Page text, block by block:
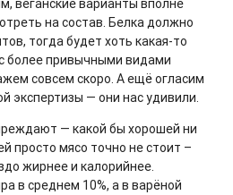
веганские варианты вполне
на состав. Белка должно
тогда будет хоть какая-то
более привычными видами
совсем скоро. А ещё огласим
экспертизы — они нас удивили.
— какой бы хорошей ни
просто мясо точно не стоит –
жирнее и калорийнее.
в среднем 10%, а в варёной